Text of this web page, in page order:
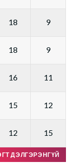
18 9
18 9
16 11
15 12
12 15
ДЭЛГЭРЭНГҮЙ